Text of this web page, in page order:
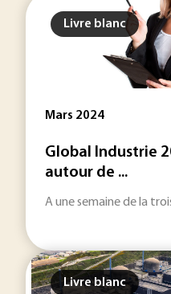
Livre blanc
Mars 2024
Global Industrie
autour de ...
A une semaine de la
Livre blanc